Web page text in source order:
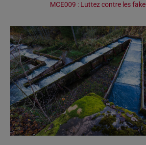
MCE009 : Luttez contre les